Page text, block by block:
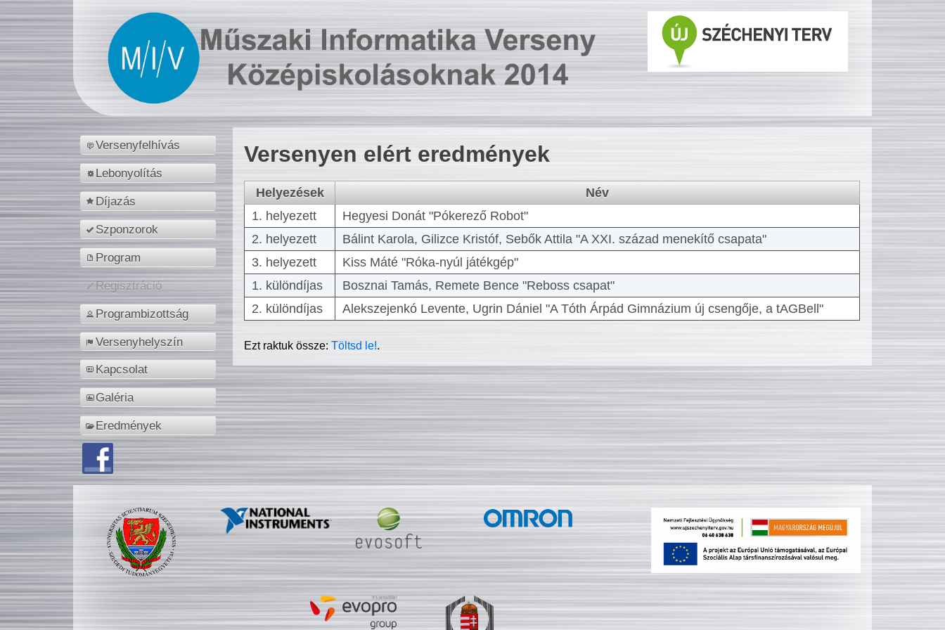
Versenyfelhívás
Lebonyolítás
Díjazás
Szponzorok
Program
Regisztráció
Programbizottság
Versenyhelyszín
Kapcsolat
Galéria
Eredmények
Versenyen elért eredmények
Helyezések
Név
1. helyezett
Hegyesi Donát "Pókerező Robot"
2. helyezett
Bálint Karola, Gilizce Kristóf, Sebők Attila "A XXI. század menekítő csapata"
3. helyezett
Kiss Máté "Róka-nyúl játékgép"
1. különdíjas
Bosznai Tamás, Remete Bence "Reboss csapat"
2. különdíjas
Alekszejenkó Levente, Ugrin Dániel "A Tóth Árpád Gimnázium új csengője, a tAGBell"
Ezt raktuk össze:Töltsd le!.